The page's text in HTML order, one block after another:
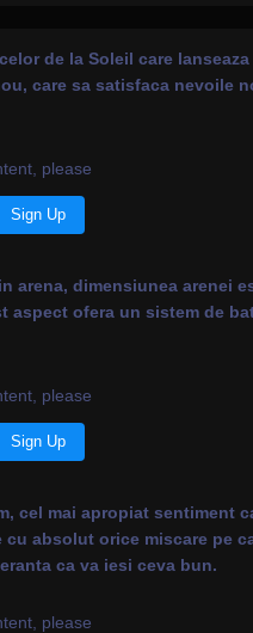
de la Soleil care
care sa satisfaca nevoile
please
Sign Up
dimensiunea arenei
aspect ofera un sistem de
please
Sign Up
cel mai apropiat sentiment
absolut orice miscare pe
ca va iesi ceva bun.
please